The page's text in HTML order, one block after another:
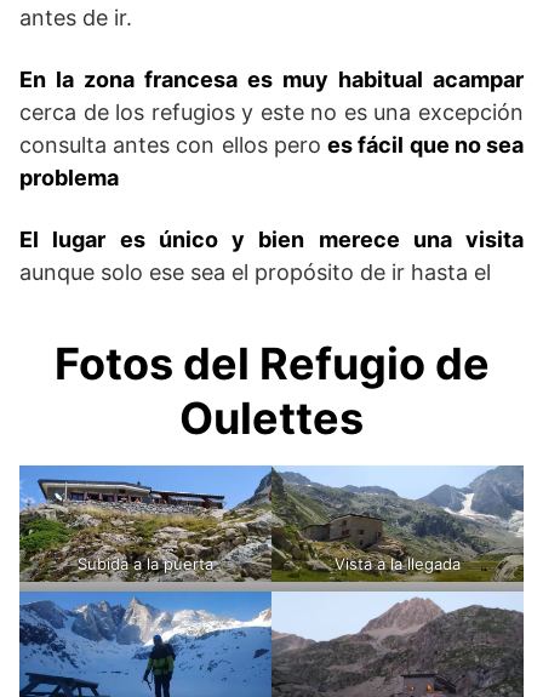
antes de ir.
En la zona francesa es muy habitual acampar
cerca de los refugios y este no es una excepción
consulta antes con ellos peroes fácil que no sea
problema
El lugar es único y bien merece una visita
aunque solo ese sea el propósito de ir hasta el
Fotos del Refugio de
Oulettes
Subida a la puerta Vista a la llegada